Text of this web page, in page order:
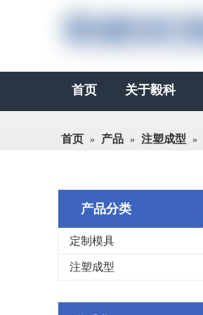
首页 关于毅科
首页 » 产品 » 注塑成型 »
产品分类
定制模具
注塑成型